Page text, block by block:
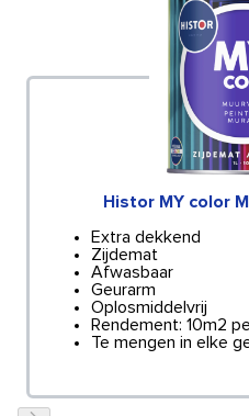
Histor MY color
Extra dekkend
Zijdemat
Afwasbaar
Geurarm
Oplosmiddelvrij
Rendement: 10m2
Te mengen in elke